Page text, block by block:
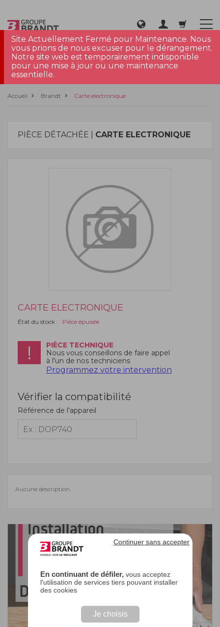
En continuant de défiler,vous acceptez
l'utilisation de services tiers pouvant installer
des cookies
Je choisis
Continuer sans accepter
Site Actuellement Fermé pour Maintenance. Nous
vous prions de nous excuser pour le dérangement.
Notre site web est temporairement indisponible
pour une mise à jour ou une maintenance
essentielle.
Accueil Brandt Carte electronique
PIÈCE DÉTACHÉE | CARTE ELECTRONIQUE
CARTE ELECTRONIQUE
État du stock : Pièce épuisée
PIÈCE TECHNIQUE
Nous vous conseillons de faire appel
à l'un de nos techniciens
Programmez votre intervention
Vérifier la compatibilité
Référence de l'appareil
Aucune description.